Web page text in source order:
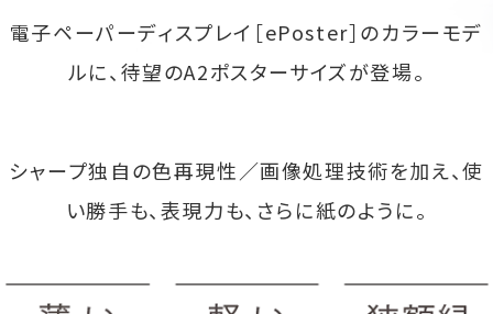
電子ペーパーディスプレイ［ePoster］のカラーモデ
ルに、 待望のA2ポスターサイズが登場。
シャープ独自の色再現性／画像処理技術を加え、使
い勝手も、表現力も、さらに紙のように。